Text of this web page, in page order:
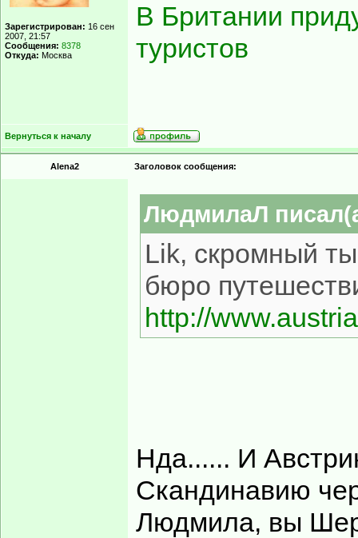
Зарегистрирован: 16 сен
2007, 21:57
Сообщения: 8378
Откуда: Москва
В Британии
туристов
Вернуться к началу
Alena2 Заголовок сообщения:
ЛюдмилаЛ
Lik, скромный
бюро
http://
Нда...... И
Скандинавию
Людмила, вы